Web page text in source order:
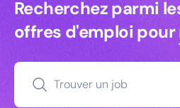
Recherchez parmi
Recherchez parmi
offres d'emploi pour
Trouver un job